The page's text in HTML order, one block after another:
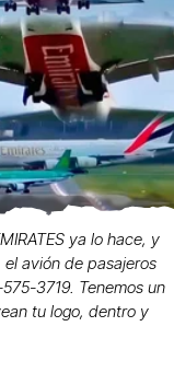
ya lo hace, y
avión de pasajeros
3719. Tenemos un
tu logo, dentro y